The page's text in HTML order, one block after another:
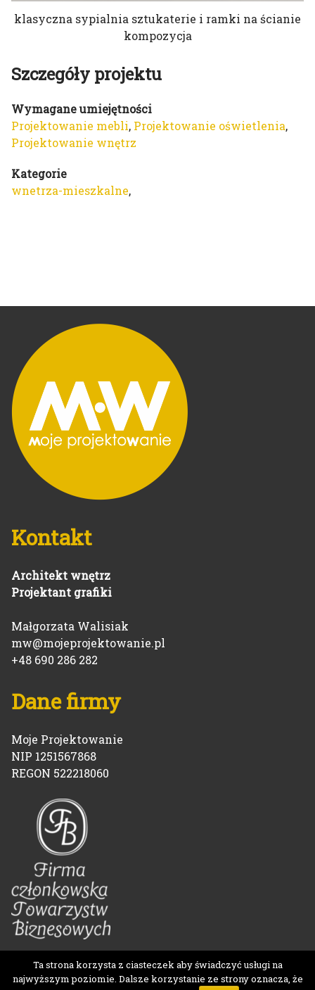
klasyczna sypialnia sztukaterie i ramki na ścianie
kompozycja
Szczegóły projektu
Wymagane umiejętności
Projektowanie mebli, Projektowanie oświetlenia,
Projektowanie wnętrz
Kategorie
wnetrza-mieszkalne,
Kontakt
Architekt wnętrz
Projektant grafiki
Małgorzata Walisiak
mw@mojeprojektowanie.pl
+48 690 286 282
Dane firmy
Moje Projektowanie
NIP 1251567868
REGON 522218060
Ta strona korzysta z ciasteczek aby świadczyć usługi na
najwyższym poziomie. Dalsze korzystanie ze strony oznacza, że